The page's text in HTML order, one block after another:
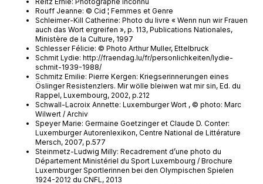
Rouff Jeanne: © Cid ¦ Femmes et Genre
Schleimer-Kill Catherine: Photo du livre « Wenn nun wir Frauen
auch das Wort ergreifen », p. 113, Publications Nationales,
Ministère de la Culture, 1997
Schlesser Félicie: © Photo Arthur Muller, Ettelbruck
Schmit Lydie: http://fraendag.lu/fr/personlichkeiten/lydie-
schmit-1939-1988/
Schmitz Emilie: Pierre Kergen: Kriegserinnerungen eines
Öslinger Resistenzlers. Mir wölle bleiwen wat mir sin, Ed. du
Rappel, Luxembourg, 2002, p.212
Schwall-Lacroix Annette: Luxemburger Wort , © photo: Marc
Wilwert / Archiv
Speyer Marie: Germaine Goetzinger et Claude D. Conter:
Luxemburger Autorenlexikon, Centre National de Littérature
Mersch, 2007, p.577
Steinmetz-Ludwig Milly: Recadrement d’une photo du
Département Ministériel du Sport Luxembourg / Brochure
Luxemburger Sportlerinnen bei den Olympischen Spielen
1924-2012 du CNFL, 2013